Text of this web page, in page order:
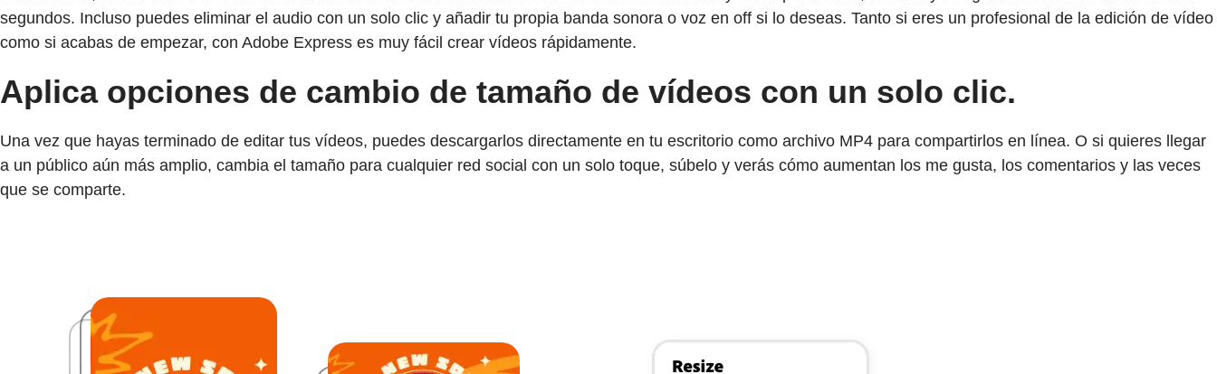
segundos. Incluso puedes eliminar el audio con un solo clic y añadir tu propia banda sonora o voz en off si lo deseas. Tanto si eres un profesional de la edición de vídeo
como si acabas de empezar, con Adobe Express es muy fácil crear vídeos rápidamente.
Aplica opciones de cambio de tamaño de vídeos con un solo clic.
Una vez que hayas terminado de editar tus vídeos, puedes descargarlos directamente en tu escritorio como archivo MP4 para compartirlos en línea. O si quieres llegar
a un público aún más amplio, cambia el tamaño para cualquier red social con un solo toque, súbelo y verás cómo aumentan los me gusta, los comentarios y las veces
que se comparte.